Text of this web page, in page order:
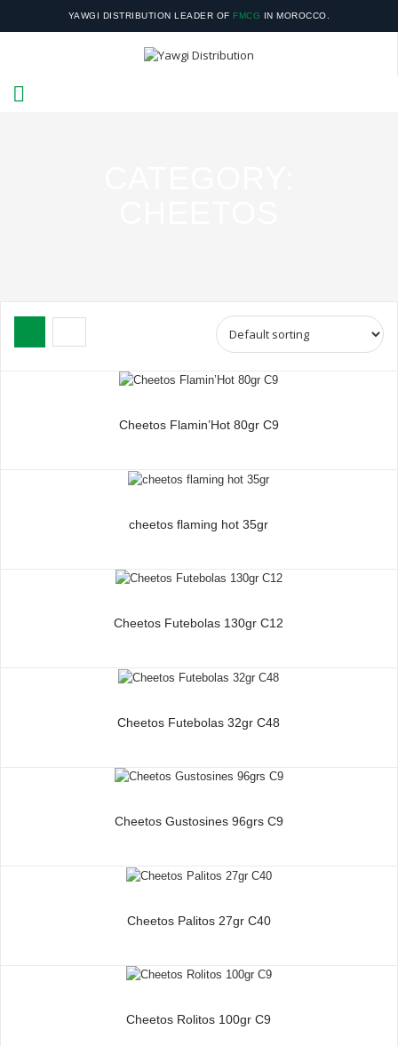
YAWGI DISTRIBUTION LEADER OF FMCG IN MOROCCO.
YOUR SATISFACTION IS OUR RESPONSIBILITY.
Cheetos Flamin’Hot 80gr C9
cheetos flaming hot 35gr
Cheetos Futebolas 130gr C12
Cheetos Futebolas 32gr C48
Cheetos Gustosines 96grs C9
Cheetos Palitos 27gr C40
Cheetos Rolitos 100gr C9